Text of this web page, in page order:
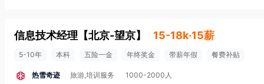
信息技术经理 【北京-望京】 15-18k·15薪
5-10年 本科 五险一金 年终奖金 带薪年假 餐费补贴
热雪奇迹 旅游,培训服务 1000-2000人